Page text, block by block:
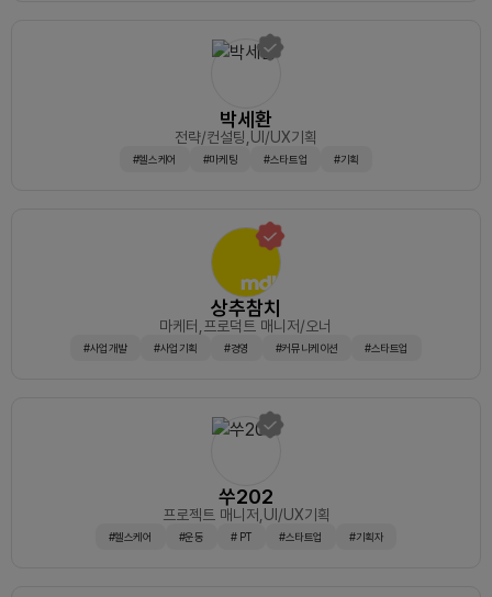
박세환
전략/컨설팅 ,UI/UX기획
#헬스케어 #마케팅 #스타트업 #기획
상추참치
마케터 ,프로덕트 매니저/오너
#사업개발 #사업기획 #경영 #커뮤니케이션 #스타트업
쑤202
프로젝트 매니저 ,UI/UX기획
#헬스케어 #운동 # PT #스타트업 #기획자